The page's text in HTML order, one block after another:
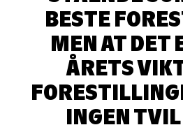
BESTE
MEN AT DET
ÅRETS
INGEN